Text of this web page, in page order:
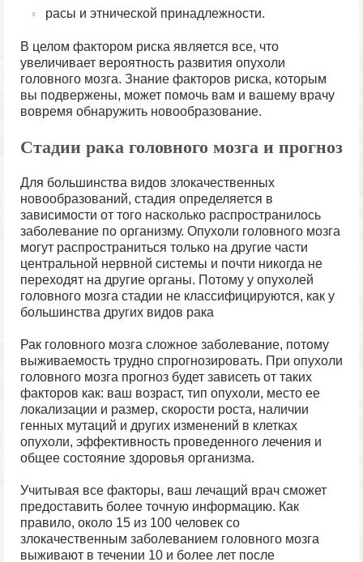
расы и этнической принадлежности.
В целом фактором риска является все, что
увеличивает вероятность развития опухоли
головного мозга. Знание факторов риска, которым
вы подвержены, может помочь вам и вашему врачу
вовремя обнаружить новообразование.
Стадии рака головного мозга и прогноз
Для большинства видов злокачественных
новообразований, стадия определяется в
зависимости от того насколько распространилось
заболевание по организму. Опухоли головного мозга
могут распространиться только на другие части
центральной нервной системы и почти никогда не
переходят на другие органы. Потому у опухолей
головного мозга стадии не классифицируются, как у
большинства других видов рака
Рак головного мозга сложное заболевание, потому
выживаемость трудно спрогнозировать. При опухоли
головного мозга прогноз будет зависеть от таких
факторов как: ваш возраст, тип опухоли, место ее
локализации и размер, скорости роста, наличии
генных мутаций и других изменений в клетках
опухоли, эффективность проведенного лечения и
общее состояние здоровья организма.
Учитывая все факторы, ваш лечащий врач сможет
предоставить более точную информацию. Как
правило, около 15 из 100 человек со
злокачественным заболеванием головного мозга
выживают в течении 10 и более лет после